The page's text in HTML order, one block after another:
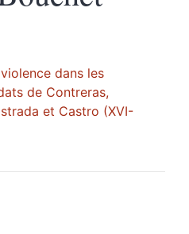
dans les
de Contreras,
et Castro (XVI-